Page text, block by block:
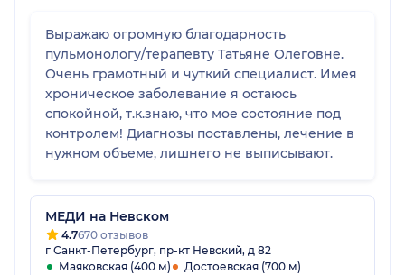
Выражаю огромную благодарность
пульмонологу/терапевту Татьяне Олеговне.
Очень грамотный и чуткий специалист. Имея
хроническое заболевание я остаюсь
спокойной, т.к.знаю, что мое состояние под
контролем! Диагнозы поставлены, лечение в
нужном объеме, лишнего не выписывают.
МЕДИ на Невском
4.7670 отзывов
г Санкт-Петербург, пр-кт Невский, д 82
Маяковская (400 м)
Достоевская (700 м)